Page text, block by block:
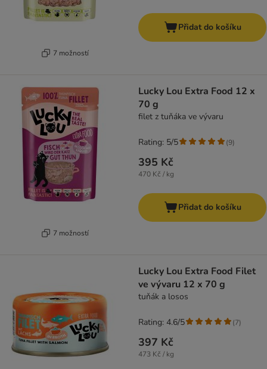
7 možností
Přidat do košíku
7 možností
Lucky Lou Extra Food 12 x
70 g
filet z tuňáka ve vývaru
395 Kč
470 Kč / kg
Rating: 5/5 (9)
Přidat do košíku
Lucky Lou Extra Food Filet
ve vývaru 12 x 70 g
tuňák a losos
397 Kč
473 Kč / kg
Rating: 4.6/5 (7)